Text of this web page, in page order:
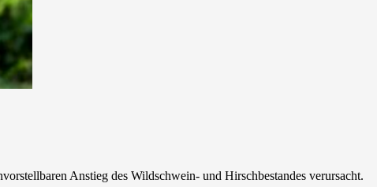
Anstieg des Wildschwein- und Hirschbestandes verursacht.